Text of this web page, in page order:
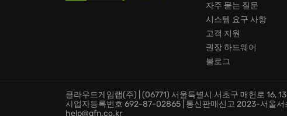
자주 묻는 질문
시스템 요구 사항
고객 지원
권장 하드웨어
블로그
클라우드게임랩(주) | (06771) 서울특별시 서초구 매헌로 16,
사업자등록번호 692-87-02865 | 통신판매신고 2023-서울
help@gfn.co.kr